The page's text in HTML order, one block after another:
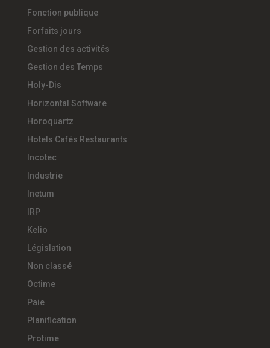
Fonction publique
Forfaits jours
Gestion des activités
Gestion des Temps
Holy-Dis
Horizontal Software
Horoquartz
Hotels Cafés Restaurants
Incotec
Industrie
Inetum
IRP
Kelio
Législation
Non classé
Octime
Paie
Planification
Protime